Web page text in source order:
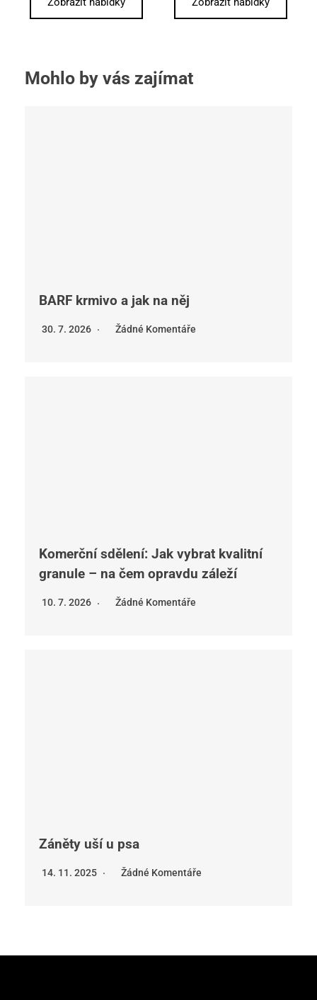
Mohlo by vás zajímat
BARF krmivo a jak na něj
30. 7. 2026 Žádné Komentáře
Komerční sdělení: Jak vybrat kvalitní
granule – na čem opravdu záleží
10. 7. 2026 Žádné Komentáře
Záněty uší u psa
14. 11. 2025 Žádné Komentáře